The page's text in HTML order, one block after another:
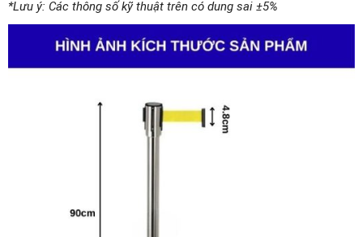
*Lưu ý: Các thông số kỹ thuật trên có dung sai ±5%